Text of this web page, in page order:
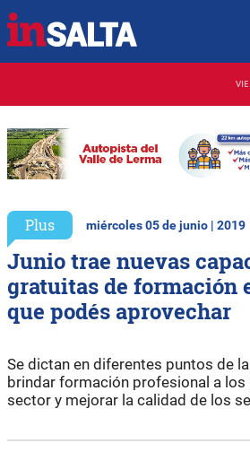
Plus miércoles 05 de junio | 2019
Junio trae nuevas
gratuitas de formación
que podés aprovechar
Se dictan en diferentes puntos de
brindar formación profesional a los
sector y mejorar la calidad de los